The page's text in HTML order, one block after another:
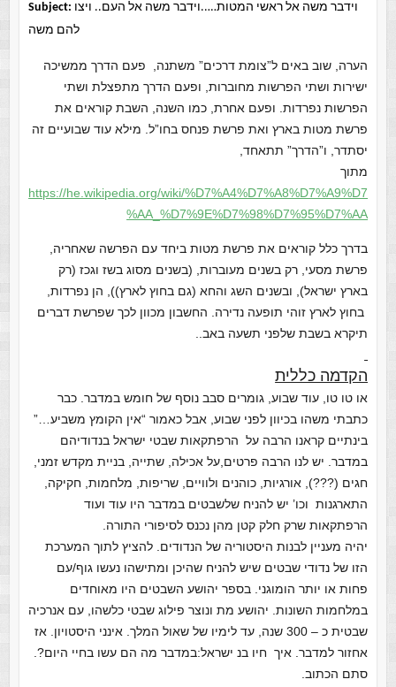
Subject:
להם משה
הערה, שוב באים ל”צומת דרכים” משתנה, פעם הדרך ממשיכה
ישירות ושתי הפרשות מחוברות, ופעם הדרך מתפצלת ושתי
הפרשות נפרדות. ופעם אחרת, כמו השנה, השבת קוראים את
פרשת מטות בארץ ואת פרשת פנחס בחו”ל. מילא עוד שבועיים זה
יסתדר, ו”הדרך” תתאחד,
מתוך
https://he.wikipedia.org/wiki/%D7%A4%D7%A8%D7%A9%D7
%AA_%D7%9E%D7%98%D7%95%D7%AA
בדרך כלל קוראים את פרשת מטות ביחד עם הפרשה שאחריה,
פרשת מסעי, רק בשנים מעוברות, (בשנים מסוג בשז וגכז (רק
בארץ ישראל), ובשנים השג והחא (גם בחוץ לארץ)), הן נפרדות,
בחוץ לארץ זוהי תופעה נדירה. החשבון מכוון לכך שפרשת דברים
תיקרא בשבת שלפני תשעה באב..
הקדמה כללית
או טו טו, עוד שבוע, גומרים סבב נוסף של חומש במדבר. כבר
כתבתי משהו בכיוון לפני שבוע, אבל כאמור “אין הקומץ משביע…”
בינתיים קראנו הרבה על הרפתקאות שבטי ישראל בנדודיהם
במדבר. יש לנו הרבה פרטים,על אכילה, שתייה, בניית מקדש זמני,
חגים (???), אורגיות, כוהנים ולוויים, שריפות, מלחמות, חקיקה,
התארגנות וכו’ יש להניח שלשבטים במדבר היו עוד ועוד
הרפתקאות שרק חלק קטן מהן נכנס לסיפורי התורה.
יהיה מעניין לבנות היסטוריה של הנדודים. להציץ לתוך המערכת
הזו של נדודי שבטים שיש להניח שהיכן ומתישהו נעשו גוף/עם
פחות או יותר הומוגני. בספר יהושע השבטים היו מאוחדים
במלחמות השונות. יהושע מת ונוצר פילוג שבטי כלשהו, עם אנרכיה
שבטית כ – 300 שנה, עד לימיו של שאול המלך. אינני היסטויון. אז
אחזור למדבר. איך חיו בנ ישראל:במדבר מה הם עשו בחיי היום?.
סתם הכתוב.